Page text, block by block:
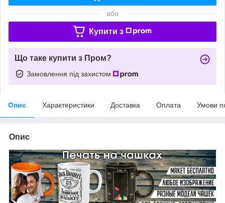
або
Купити з
Що таке купити з Пром?
Замовлення під захистом
Опис Характеристики Доставка Оплата Умови
Опис